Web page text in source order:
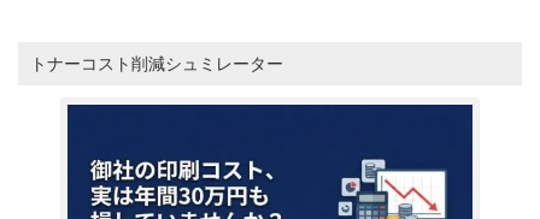
トナーコスト削減シュミレーター